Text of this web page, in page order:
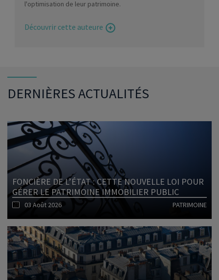
l'optimisation de leur patrimoine.
Découvrir cette auteure
DERNIÈRES ACTUALITÉS
FONCIÈRE DE L’ÉTAT : CETTE NOUVELLE LOI POUR
GÉRER LE PATRIMOINE IMMOBILIER PUBLIC
03 Août 2026 PATRIMOINE
Lire l'article